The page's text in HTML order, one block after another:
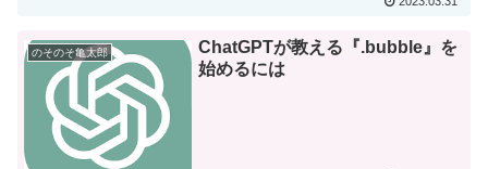
のそのそ亀太郎
ChatGPTが教える『.bubble』を
始めるには